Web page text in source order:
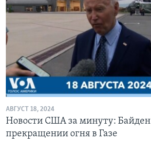
АВГУСТ 18, 2024
Новости США за минуту: Байден
прекращении огня в Газе